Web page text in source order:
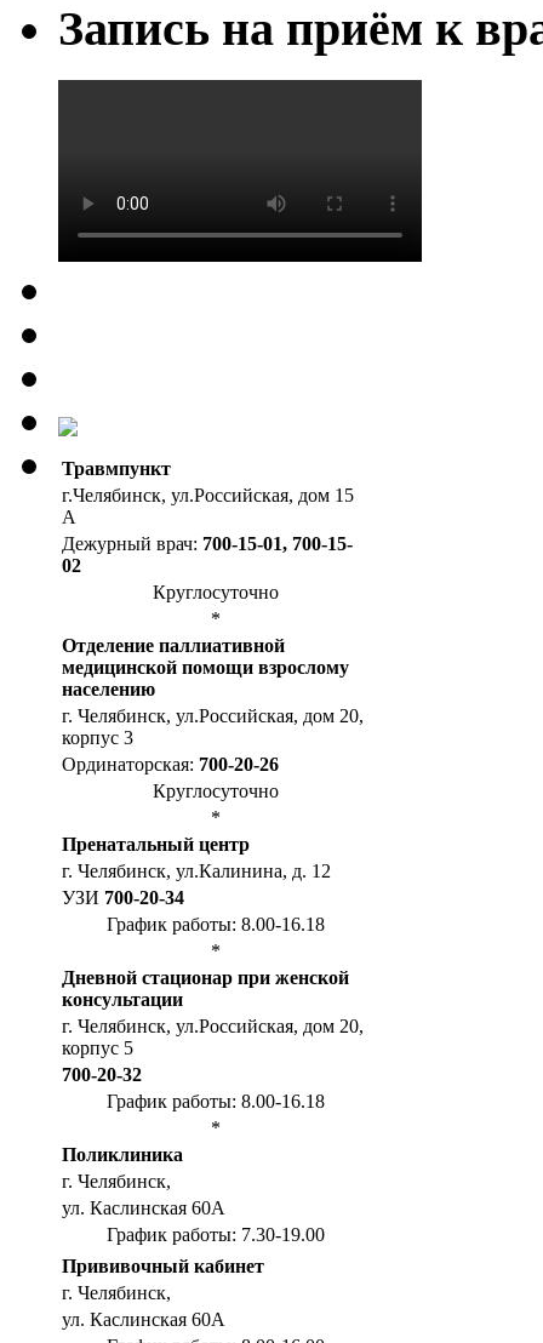
Запись на приём к
Травмпункт
г.Челябинск, ул.Российская, дом 15
А
Дежурный врач: 700-15-01, 700-15-
02
Круглосуточно
*
Отделение паллиативной
медицинской помощи взрослому
населению
г. Челябинск, ул.Российская, дом 20,
корпус 3
Ординаторская: 700-20-26
Круглосуточно
*
Пренатальный центр
г. Челябинск, ул.Калинина, д. 12
УЗИ 700-20-34
График работы: 8.00-16.18
*
Дневной стационар при женской
консультации
г. Челябинск, ул.Российская, дом 20,
корпус 5
700-20-32
График работы: 8.00-16.18
*
Поликлиника
г. Челябинск,
ул. Каслинская 60А
График работы: 7.30-19.00
Прививочный кабинет
г. Челябинск,
ул. Каслинская 60А